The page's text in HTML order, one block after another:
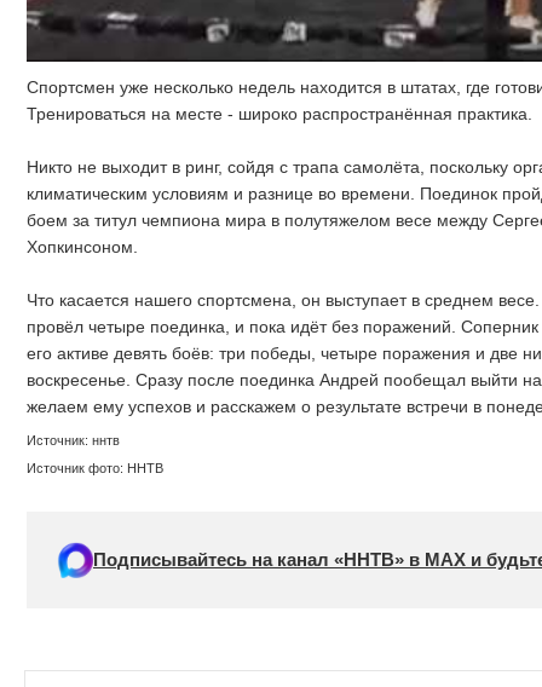
Спортсмен уже несколько недель находится в штатах, где
Тренироваться на месте - широко распространённая практика.
Никто не выходит в ринг, сойдя с трапа самолёта, поскольку
климатическим условиям и разнице во времени. Поединок
боем за титул чемпиона мира в полутяжелом весе между
Хопкинсоном.
Что касается нашего спортсмена, он выступает в среднем
провёл четыре поединка, и пока идёт без поражений.
его активе девять боёв: три победы, четыре поражения и две
воскресенье. Сразу после поединка Андрей пообещал выйти
желаем ему успехов и расскажем о результате встречи в
Источник: ннтв
Источник фото: ННТВ
Подписывайтесь на канал «ННТВ» в МАХ и